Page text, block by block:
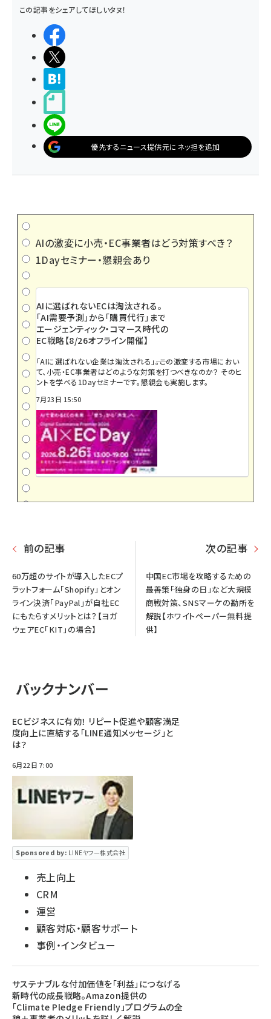
この記事をシェアしてほしいタヌ！
優先するニュース提供元にネッ担を追加
AIの激変に小売・EC事業者はどう対策すべき？
1Dayセミナー・懇親会あり
AIに選ばれないECは淘汰される。
「AI需要予測」から「購買代行」まで
エージェンティック・コマース時代の
EC戦略【8/26オフライン開催】
「AIに選ばれない企業は淘汰される」――。この激変する市場におい
て、小売・EC事業者はどのような対策を打つべきなのか？ そのヒ
ントを学べる1Dayセミナーです。懇親会も実施します。
7月23日 15:50
前の記事
60万超のサイトが導入したECプ
ラットフォーム「Shopify」とオン
ライン決済「PayPal」が自社EC
にもたらすメリットとは？【ヨガ
ウェアEC「KIT」の場合】
次の記事
中国EC市場を攻略するための
最善策――「独身の日」など大規模
商戦対策、SNSマーケの勘所を
解説【ホワイトペーパー無料提
供】
バックナンバー
ECビジネスに有効！ リピート促進や顧客満足
度向上に直結する「LINE通知メッセージ」と
は？
6月22日 7:00
Sponsored by: LINEヤフー株式会社
売上向上
CRM
運営
顧客対応・顧客サポート
事例・インタビュー
サステナブルな付加価値を「利益」につなげる
新時代の成長戦略。Amazon提供の
「Climate Pledge Friendly」プログラムの全